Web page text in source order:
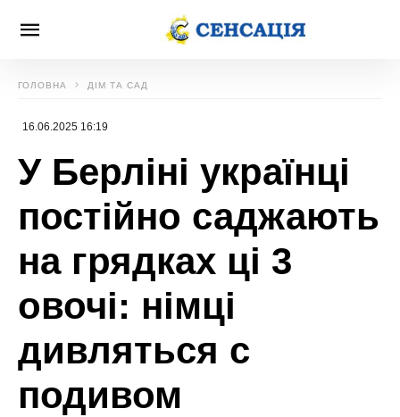
ГОЛОВНА ДІМ ТА САД
16.06.2025 16:19
У Берліні українці
постійно саджають
на грядках ці 3
овочі: німці
дивляться с
подивом